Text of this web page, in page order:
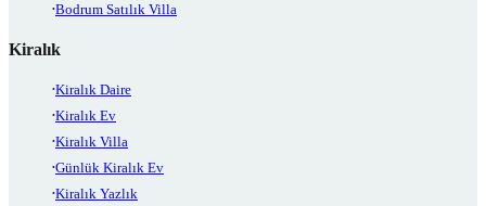
Bodrum Satılık Villa
Kiralık
Kiralık Daire
Kiralık Ev
Kiralık Villa
Günlük Kiralık Ev
Kiralık Yazlık